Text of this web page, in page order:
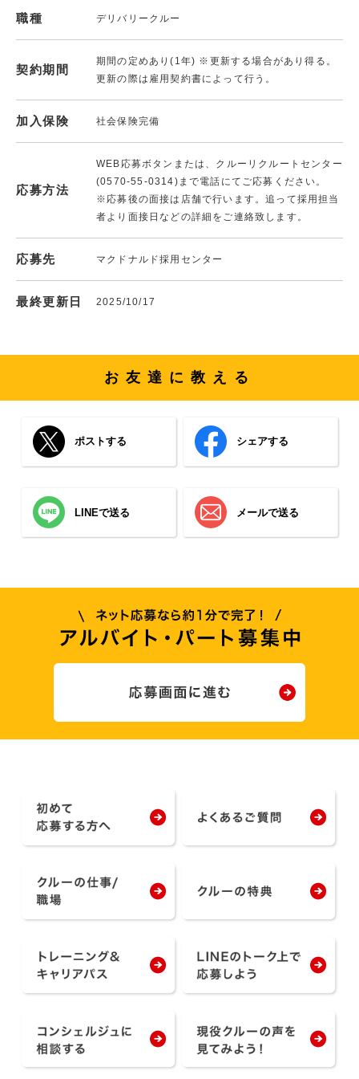
職種 デリバリークルー
契約期間
期間の定めあり(1年) ※更新する場合があり得る。
更新の際は雇用契約書によって行う。
加入保険 社会保険完備
応募方法
WEB応募ボタンまたは、クルーリクルートセンター
(0570-55-0314)まで電話にてご応募ください。
※応募後の面接は店舗で行います。追って採用担当
者より面接日などの詳細をご連絡致します。
応募先 マクドナルド採用センター
最終更新日 2025/10/17
お友達に教える
ポストする シェアする
LINEで送る メールで送る